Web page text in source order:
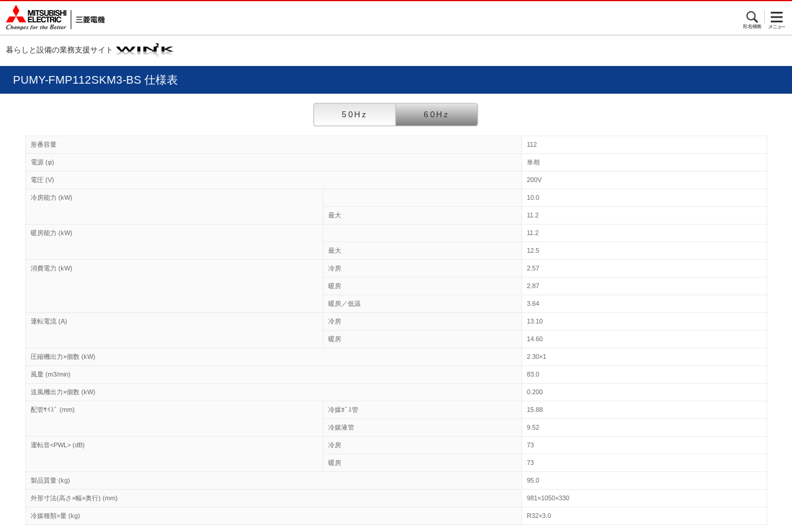
暮らしと設備の業務支援サイト
PUMY-FMP112SKM3-BS 仕様表
50Hz 60Hz
形番容量 112
電源 (φ) 単相
電圧 (V) 200V
冷房能力 (kW) 10.0
最大 11.2
暖房能力 (kW) 11.2
最大 12.5
消費電力 (kW) 冷房 2.57
暖房 2.87
暖房／低温 3.64
運転電流 (A) 冷房 13.10
暖房 14.60
圧縮機出力×個数 (kW) 2.30×1
風量 (m3/min) 83.0
送風機出力×個数 (kW) 0.200
配管ｻｲｽﾞ (mm) 冷媒ｶﾞｽ管 15.88
冷媒液管 9.52
運転音<PWL> (dB) 冷房 73
暖房 73
製品質量 (kg) 95.0
外形寸法(高さ×幅×奥行) (mm) 981×1050×330
冷媒種類×量 (kg) R32×3.0